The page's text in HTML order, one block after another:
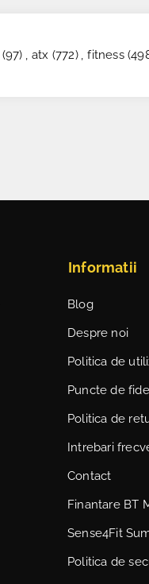
(97) , atx (772) , fitness
Informatii
Blog
Despre noi
Politica de
Puncte de
Politica de
Intrebari
Contact
Finantare BT
Sense4Fit
Politica de